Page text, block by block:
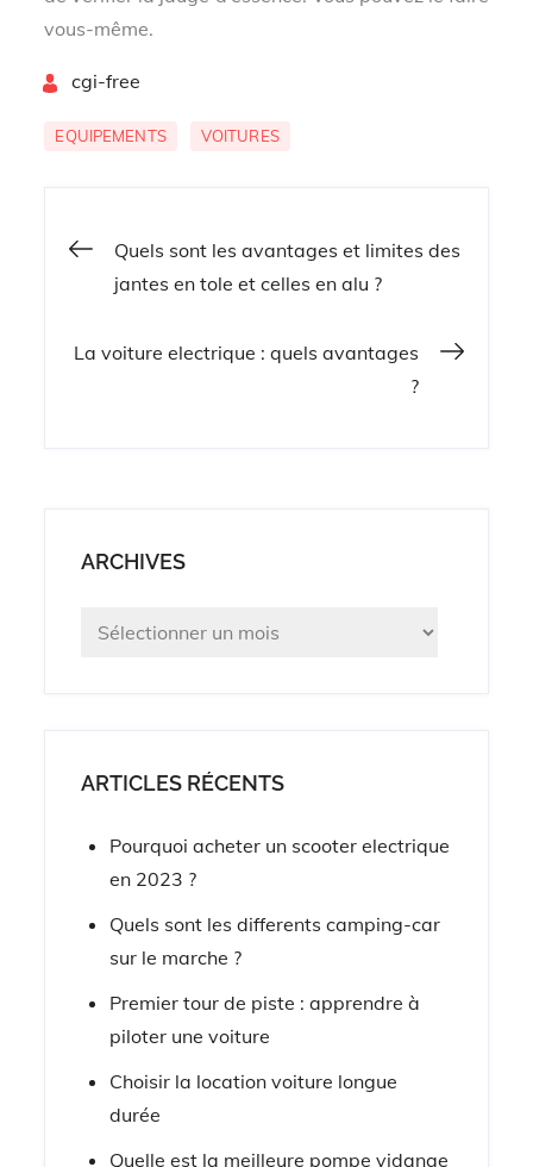
vous-même.
cgi-free
EQUIPEMENTS VOITURES
Navigation
Quels sont les avantages et limites des
jantes en tole et celles en alu ?
La voiture electrique : quels avantages
?
ARCHIVES
Archives
ARTICLES RÉCENTS
Pourquoi acheter un scooter electrique
en 2023 ?
Quels sont les differents camping-car
sur le marche ?
Premier tour de piste : apprendre à
piloter une voiture
Choisir la location voiture longue
durée
Quelle est la meilleure pompe vidange